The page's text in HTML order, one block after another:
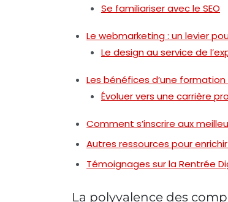
Se familiariser avec le SEO
Le webmarketing : un levier
Le design au service de
Les bénéfices d’une
Évoluer vers une carrière
Comment s’inscrire aux
Autres ressources pour
Témoignages sur la Rentrée
La polyvalence des